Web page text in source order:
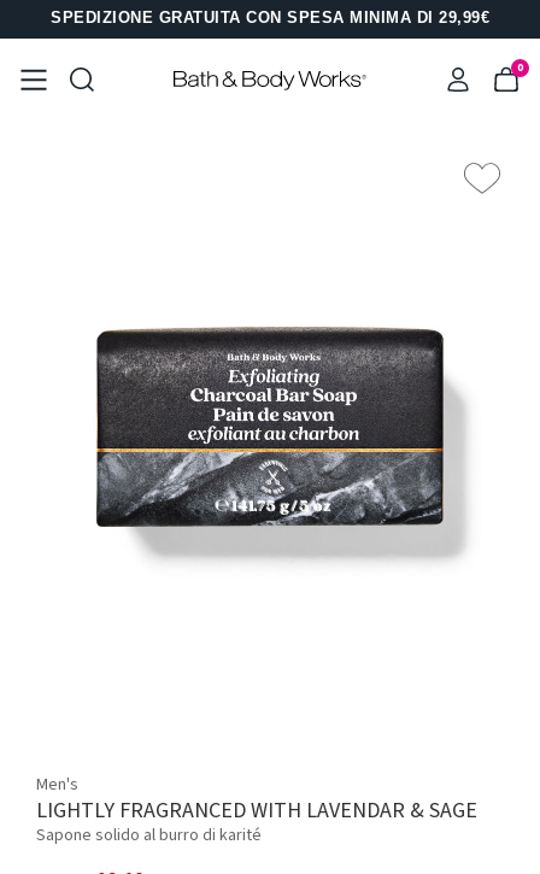
SPEDIZIONE GRATUITA CON SPESA MINIMA DI 29,99€
0
Men's
LIGHTLY FRAGRANCED WITH LAVENDAR & SAGE
Sapone solido al burro di karité